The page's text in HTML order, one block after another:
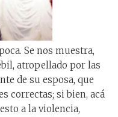
Se nos muestra,
atropellado por las
de su esposa, que
correctas; si bien, acá
a la violencia,